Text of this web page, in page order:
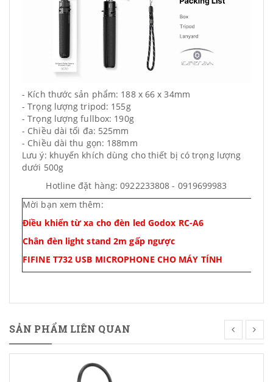
- Kích thước sản phẩm: 188 x 66 x 34mm
- Trọng lượng tripod: 155g
- Trọng lượng fullbox: 190g
- Chiều dài tối đa: 525mm
- Chiều dài thu gọn: 188mm
Lưu ý: khuyến khích dùng cho thiết bị có trọng lượng
dưới 500g
Hotline đặt hàng: 0922233808 - 0919699983
Mời bạn xem thêm:
Điều khiển từ xa cho đèn led Godox RC-A6
Chân đèn light stand 2m gấp ngược
FIFINE T732 USB MICROPHONE CHO MÁY TÍNH
SẢN PHẨM LIÊN QUAN